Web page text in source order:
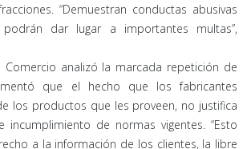
“Demuestran conductas abusivas
dar lugar a importantes multas”,
Comercio analizó la marcada repetición de
que el hecho que los fabricantes
los productos que les proveen, no justifica
incumplimiento de normas vigentes. “Esto
a la información de los clientes, la libre